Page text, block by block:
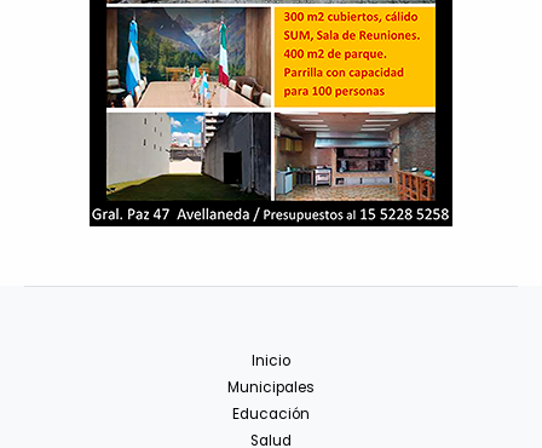
Inicio
Municipales
Educación
Salud